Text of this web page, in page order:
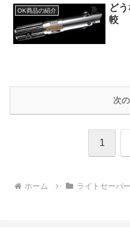
OK商品の紹介
ど
較
次
1
ホーム ライトセーバ